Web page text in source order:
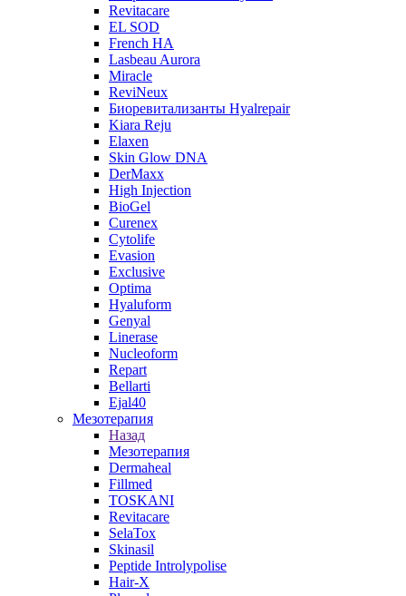
Revitacare
EL SOD
French HA
Lasbeau Aurora
Miracle
ReviNeux
Биоревитализанты Hyalrepair
Kiara Reju
Elaxen
Skin Glow DNA
DerMaxx
High Injection
BioGel
Curenex
Cytolife
Evasion
Exclusive
Optima
Hyaluform
Genyal
Linerase
Nucleoform
Repart
Bellarti
Ejal40
Мезотерапия
Назад
Мезотерапия
Dermaheal
Fillmed
TOSKANI
Revitacare
SelaTox
Skinasil
Peptide Introlypolise
Hair-X